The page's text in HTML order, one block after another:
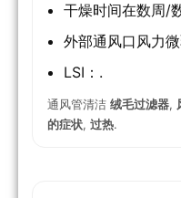
干燥时间在数周/
外部通风口风力
LSI：.
通风管清洁 绒毛过滤器,
的症状, 过热.